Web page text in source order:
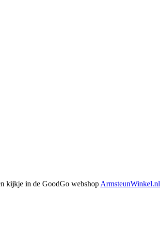
kijkje in de GoodGo webshop ArmsteunWinkel.nl